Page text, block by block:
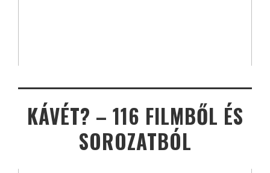
KÁVÉT? – 116 FILMBŐL ÉS
SOROZATBÓL